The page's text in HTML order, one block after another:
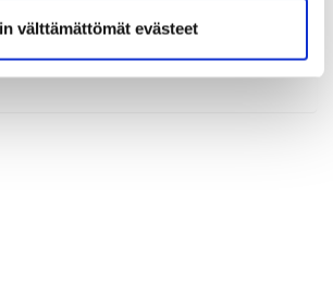
välttämättömät evästeet
pakollinen